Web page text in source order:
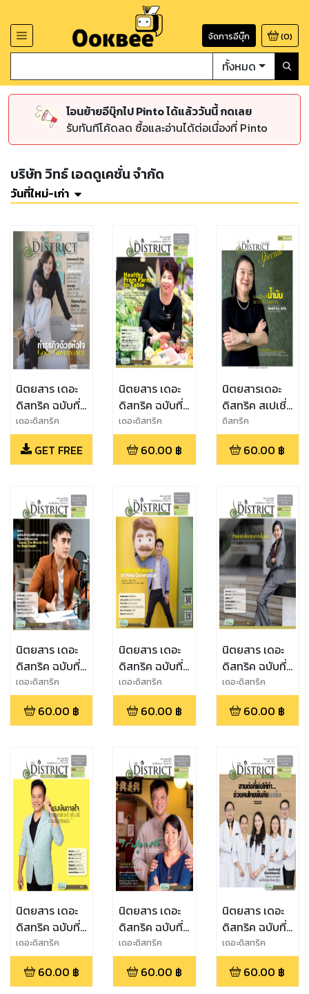
จัดการอีบุ๊ก (0)
ทั้งหมด
โอนย้ายอีบุ๊กไป Pinto ได้แล้ววันนี้ กดเลย
รับทันทีโค้ดลด ซื้อและอ่านได้ต่อเนื่องที่ Pinto
บริษัท วิทธ์ เอดดูเคชั่น จำกัด
วันที่ใหม่-เก่า
นิตยสาร เดอะ
ดิสทริค ฉบับที่
30 ปีที่ 9
เดอะดิสทริค
GET FREE
นิตยสาร เดอะ
ดิสทริค ฉบับที่
26 ปีที่ 7
เดอะดิสทริค
60.00 ฿
นิตยสารเดอะ
ดิสทริค สเปเชี่
ยล
ดิสทริค
60.00 ฿
นิตยสาร เดอะ
ดิสทริค ฉบับที่
29 ปีที่ 8
เดอะดิสทริค
60.00 ฿
นิตยสาร เดอะ
ดิสทริค ฉบับที่
28 ปีที่ 8
เดอะดิสทริค
60.00 ฿
นิตยสาร เดอะ
ดิสทริค ฉบับที่
25 ปีที่ 7
เดอะดิสทริค
60.00 ฿
นิตยสาร เดอะ
ดิสทริค ฉบับที่
24 ปีที่ 6
เดอะดิสทริค
60.00 ฿
นิตยสาร เดอะ
ดิสทริค ฉบับที่
22 ปีที่ 6
เดอะดิสทริค
60.00 ฿
นิตยสาร เดอะ
ดิสทริค ฉบับที่
21 ปีที่ 5
เดอะดิสทริค
60.00 ฿